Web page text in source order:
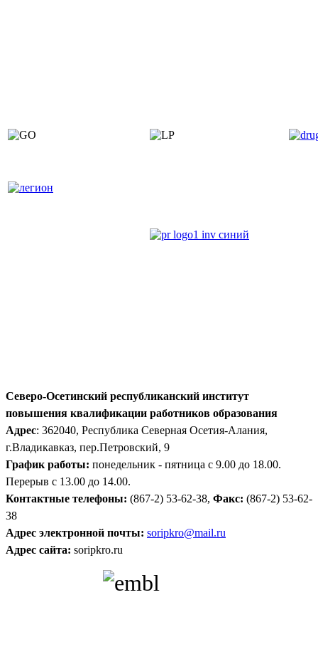
Северо-Осетинский республиканский институт
повышения квалификации работников образования
Адрес: 362040, Республика Северная Осетия-Алания,
г.Владикавказ, пер.Петровский, 9
График работы: понедельник - пятница с 9.00 до 18.00.
Перерыв с 13.00 до 14.00.
Контактные телефоны: (867-2) 53-62-38, Факс: (867-2) 53-62-
38
Адрес электронной почты: soripkro@mail.ru
Адрес сайта: soripkro.ru